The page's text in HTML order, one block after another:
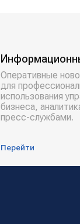
Оперативные
для
использования
бизнеса,
пресс-службами.
Перейти